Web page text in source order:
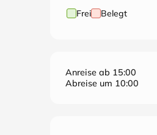
Frei Belegt
Anreise ab 15:00
Abreise um 10:00